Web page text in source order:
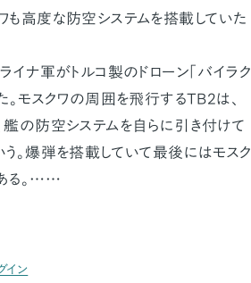
も高度な防空システムを搭載していた
ナ軍がトルコ製のドローン「バイラク
モスクワの周囲を飛行するTB2は、
艦の防空システムを自らに引き付けて
。爆弾を搭載していて最後にはモスク
る。……
イン